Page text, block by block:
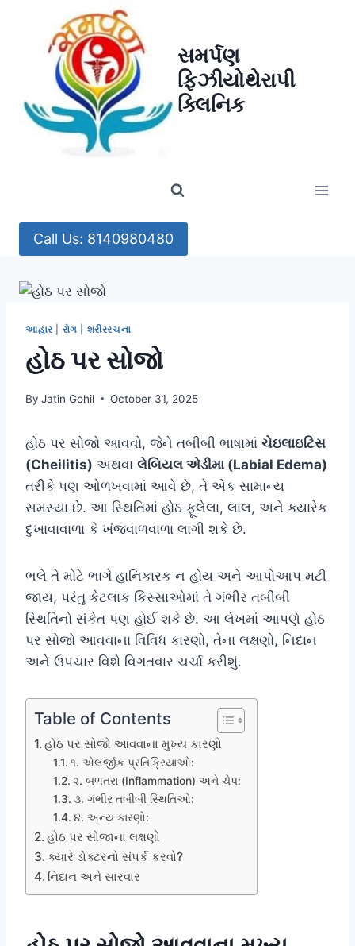
સમર્પણ
ફિઝીયોથેરાપી
ક્લિનિક
Call Us: 8140980480
આહાર રોગ શરીરરચના
હોઠ પર સોજો
By Jatin Gohil October 31, 2025
હોઠ પર સોજો આવવો, જેને તબીબી ભાષામાં ચેઇલાઇટિસ
(Cheilitis) અથવા લેબિયલ એડીમા (Labial Edema)
તરીકે પણ ઓળખવામાં આવે છે, તે એક સામાન્ય
સમસ્યા છે. આ સ્થિતિમાં હોઠ ફૂલેલા, લાલ, અને ક્યારેક
દુખાવાવાળા કે ખંજવાળવાળા લાગી શકે છે.
ભલે તે મોટે ભાગે હાનિકારક ન હોય અને આપોઆપ મટી
જાય, પરંતુ કેટલાક કિસ્સાઓમાં તે ગંભીર તબીબી
સ્થિતિનો સંકેત પણ હોઈ શકે છે. આ લેખમાં આપણે હોઠ
પર સોજો આવવાના વિવિધ કારણો, તેના લક્ષણો, નિદાન
અને ઉપચાર વિશે વિગતવાર ચર્ચા કરીશું.
Table of Contents
હોઠ પર સોજો આવવાના મુખ્ય કારણો
૧. એલર્જીક પ્રતિક્રિયાઓ:
૨. બળતરા (Inflammation) અને ચેપ:
૩. ગંભીર તબીબી સ્થિતિઓ:
૪. અન્ય કારણો:
હોઠ પર સોજાના લક્ષણો
ક્યારે ડોક્ટરનો સંપર્ક કરવો?
નિદાન અને સારવાર